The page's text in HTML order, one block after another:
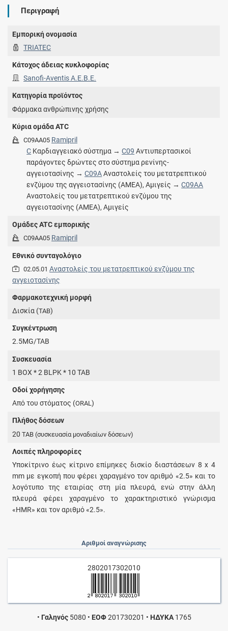
Περιγραφή
Εμπορική ονομασία
TRIATEC
Κάτοχος άδειας κυκλοφορίας
Sanofi-Aventis Α.Ε.Β.Ε.
Κατηγορία προϊόντος
Φάρμακα ανθρώπινης χρήσης
Κύρια ομάδα ATC
C09AA05 Ramipril
C Καρδιαγγειακό σύστημα →C09 Αντιυπερτασικοί
παράγοντες δρώντες στο σύστημα ρενίνης-
αγγειοτασίνης →C09AΑναστολείς του μετατρεπτικού
ενζύμου της αγγειοτασίνης (ΑΜΕΑ), Αμιγείς →C09AA
Αναστολείς του μετατρεπτικού ενζύμου της
αγγειοτασίνης (ΑΜΕΑ), Αμιγείς
Ομάδες ATC εμπορικής
C09AA05 Ramipril
Εθνικό συνταγολόγιο
02.05.01 Αναστολείς του μετατρεπτικού ενζύμου της
αγγειοτασίνης
Φαρμακοτεχνική μορφή
Δισκία (TAB)
Συγκέντρωση
2.5MG/TAB
Συσκευασία
1 BOX * 2 BLPK * 10 TAB
Οδοί χορήγησης
Από του στόματος (ORAL)
Πλήθος δόσεων
20TAB (συσκευασία μοναδιαίων δόσεων)
Λοιπές πληροφορίες
Υποκίτρινο έως κίτρινο επίμηκες δισκίο διαστάσεων 8 x 4
mm με εγκοπή που φέρει χαραγμένο τον αριθμό «2.5» και το
λογότυπο της εταιρίας στη μία πλευρά, ενώ στην άλλη
πλευρά φέρει χαραγμένο το χαρακτηριστικό γνώρισμα
«ΗΜR» και τον αριθμό «2.5».
Αριθμοί αναγνώρισης
2802017302010
• Γαληνός5080 • ΕΟΦ201730201 • ΗΔΥΚΑ1765